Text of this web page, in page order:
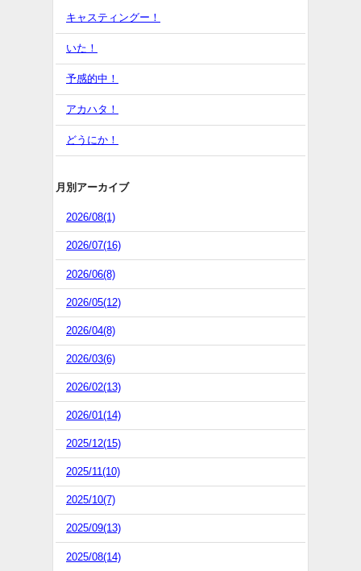
キャスティングー！
いた！
予感的中！
アカハタ！
どうにか！
月別アーカイブ
2026/08(1)
2026/07(16)
2026/06(8)
2026/05(12)
2026/04(8)
2026/03(6)
2026/02(13)
2026/01(14)
2025/12(15)
2025/11(10)
2025/10(7)
2025/09(13)
2025/08(14)